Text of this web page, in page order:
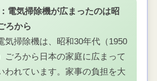
電気掃除機が広まったのは昭
ろから
気掃除機は、昭和30年代（1950
ごろから日本の家庭に広まって
われています。家事の負担を大